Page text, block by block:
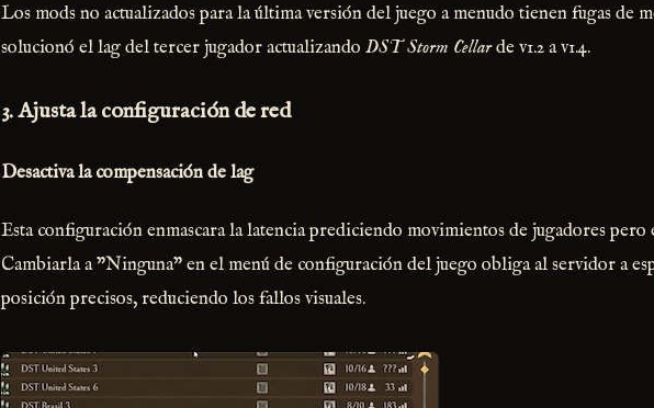
Los mods no actualizados para la última versión del juego a menudo tienen fugas de
solucionó el lag del tercer jugador actualizando DST Storm Cellarde v1.2 a v1.4.
3. Ajusta la configuración de red
Desactiva la compensación de lag
Esta configuración enmascara la latencia prediciendo movimientos de jugadores pero
Cambiarla a "Ninguna" en el menú de configuración del juego obliga al servidor a
posición precisos, reduciendo los fallos visuales.